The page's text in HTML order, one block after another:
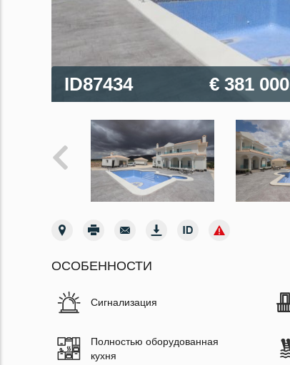
ID87434 € 381 000
ОСОБЕННОСТИ
Сигнализация
Полностью оборудованная
кухня